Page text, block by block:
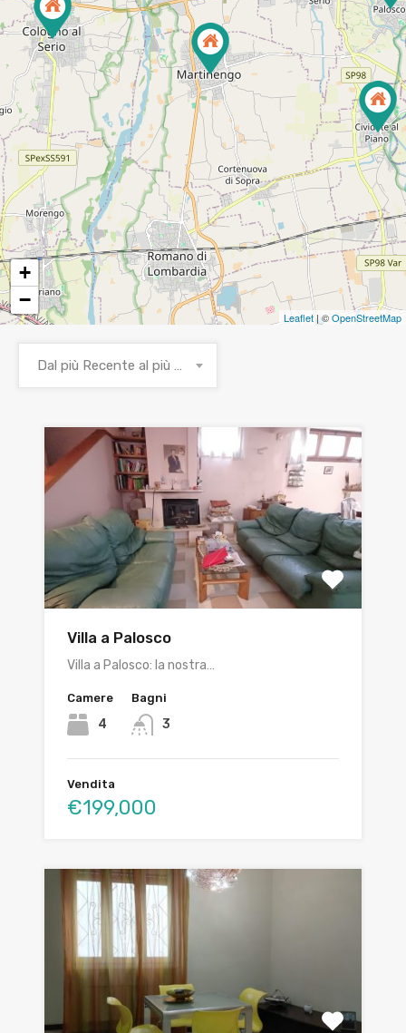
+
−
Leaflet| ©OpenStreetMap
Dal più Recente al più Vecchio
Villa a Palosco
Villa a Palosco: la nostra…
Camere
4
Bagni
3
Vendita
€199,000